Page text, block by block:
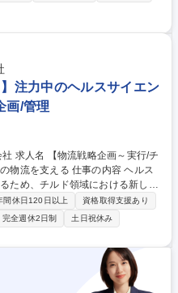
進行・品質・安全管理/社内設
】商業施設や話題の店舗を形にす
ーションに。 【採用背景】案件増
ています。 募集職種 未
/資格支援/転勤なし/ものづくり
注力中のヘルスサイエン
画/管理
/チ
仕事の内容 ヘルス
ため、チルド領域における新しい
スペシャリストとして、戦略立案
る方を募集します。 【詳細】
行 ■最適な生産需給・物流ネッ
流協業の企画、実行 【キャリアパ
戦略的思考を兼ね備えた人材とし
ャリアアップも視野に入ります。
間休日120日以上
資格取得支援あり
完全週休2日制
土日祝休み